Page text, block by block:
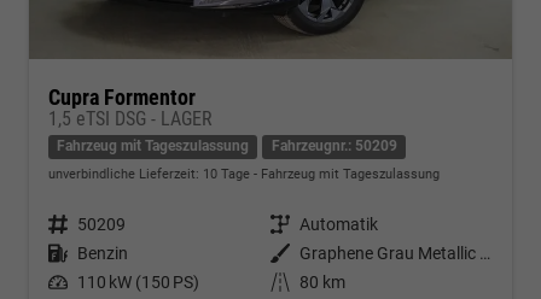
Cupra Formentor
1,5 eTSI DSG - LAGER
Fahrzeug mit Tageszulassung Fahrzeugnr.: 50209
unverbindliche Lieferzeit: 10 Tage Fahrzeug mit Tageszulassung
Fahrzeugnr. 50209 Getriebe Automatik
Kraftstoff Benzin Außenfarbe
Graphene Grau Metallic (R6)
Leistung 110 kW (150 PS) Kilometerstand
80 km